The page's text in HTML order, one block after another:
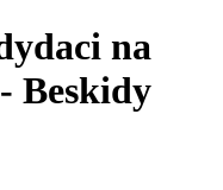
na
Beskidy